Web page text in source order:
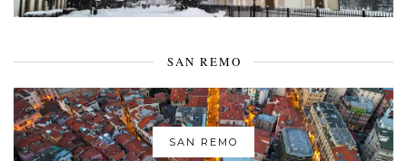
SAN REMO
SAN REMO